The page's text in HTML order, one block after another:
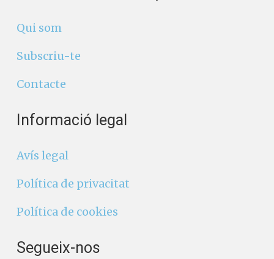
Contacte
Informació legal
Avís legal
Política de privacitat
Política de cookies
Segueix-nos